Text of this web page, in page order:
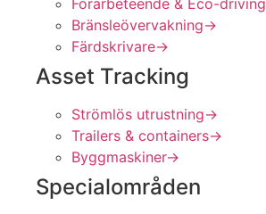
Bränsleövervakning→
Färdskrivare→
Asset Tracking
Strömlös utrustning→
Trailers & containers→
Byggmaskiner→
Specialområden